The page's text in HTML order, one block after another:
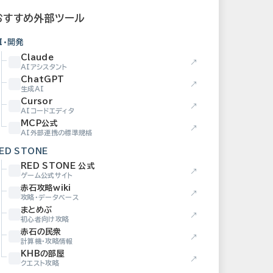
すすめ外部ツール
開発
Claude
AIアシスタント
↗
ChatGPT
生成AI
↗
Cursor
AIコードエディタ
↗
MCP公式
AI外部連携の標準規格
↗
STONE
RED STONE 公式
ゲーム公式サイト
↗
赤石攻略wiki
攻略・データベース
↗
まとめぶ
初心者向け攻略
↗
赤石の民衆
計算機・攻略情報
↗
KHBの部屋
クエスト攻略
↗